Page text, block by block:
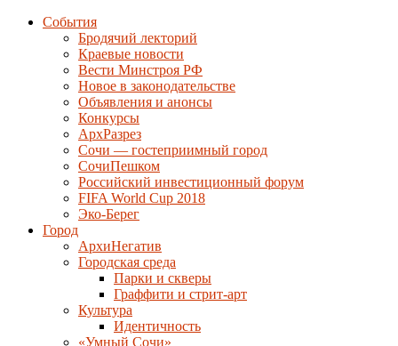
События
Бродячий лекторий
Краевые новости
Вести Минстроя РФ
Новое в законодательстве
Объявления и анонсы
Конкурсы
АрхРазрез
Сочи — гостеприимный город
СочиПешком
Российский инвестиционный форум
FIFA World Cup 2018
Эко-Берег
Город
АрхиНегатив
Городская среда
Парки и скверы
Граффити и стрит-арт
Культура
Идентичность
«Умный Сочи»